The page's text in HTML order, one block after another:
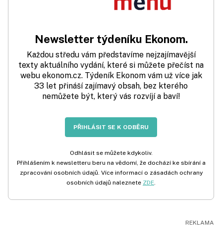
Newsletter týdeníku Ekonom.
Každou středu vám představíme nejzajímavější
texty aktuálního vydání, které si můžete přečíst na
webu ekonom.cz. Týdeník Ekonom vám už více jak
33 let přináší zajímavý obsah, bez kterého
nemůžete být, který vás rozvíjí a baví!
PŘIHLÁSIT SE K ODBĚRU
Odhlásit se můžete kdykoliv.
Přihlášením k newsletteru beru na vědomí, že dochází ke sbírání a
zpracování osobních údajů. Více informací o zásadách ochrany
osobních údajů naleznete ZDE.